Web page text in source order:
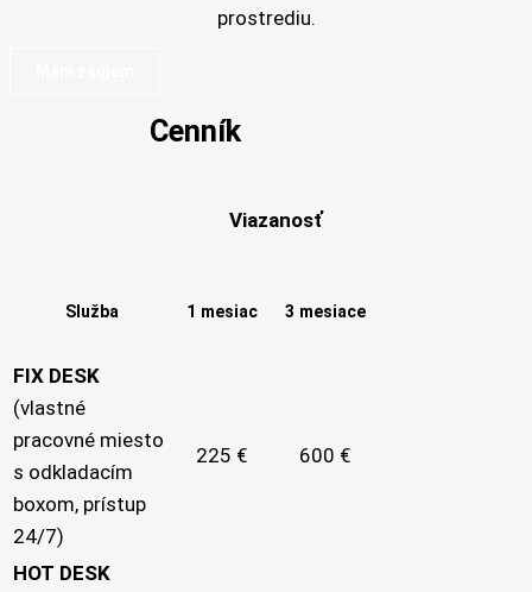
prostrediu.
Cenník
Viazanosť
Služba 1 mesiac 3 mesiace
FIX DESK
(vlastné
pracovné miesto
s odkladacím
boxom, prístup
24/7)
225 € 600 €
HOT DESK